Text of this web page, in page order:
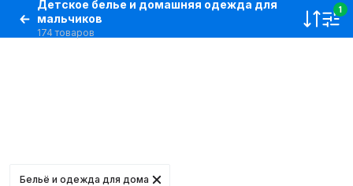
Детское белье и домашняя одежда для
мальчиков
174 товаров
1
Бельё и одежда для дома